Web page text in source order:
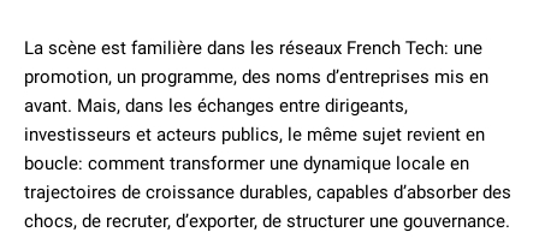
La scène est familière dans les réseaux French Tech: une
promotion, un programme, des noms d’entreprises mis en
avant. Mais, dans les échanges entre dirigeants,
investisseurs et acteurs publics, le même sujet revient en
boucle: comment transformer une dynamique locale en
trajectoires de croissance durables, capables d’absorber des
chocs, de recruter, d’exporter, de structurer une gouvernance.